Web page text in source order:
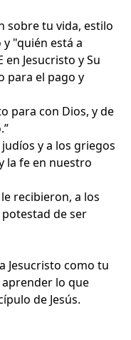
sobre tu vida, estilo
"quién está a
en Jesucristo y Su
para el pago y
para con Dios, y de
y a los griegos
la fe en nuestro
recibieron, a los
de ser
Jesucristo como tu
aprender lo que
de Jesús.